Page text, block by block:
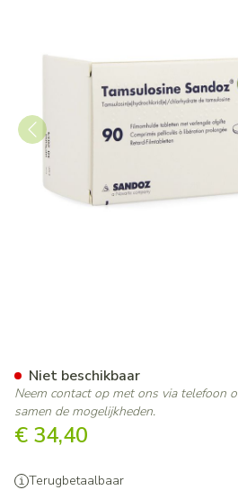
€ 34,40
Terugbetaalbaar
Niet beschikbaar
Neem contact op met ons via telefoon
samen de mogelijkheden.